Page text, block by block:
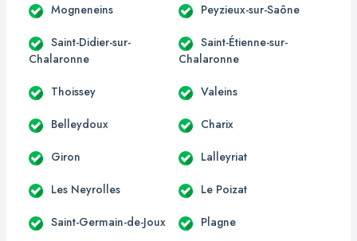
Mogneneins Peyzieux-sur-Saône
Saint-Didier-sur-
Chalaronne
Saint-Étienne-sur-
Chalaronne
Thoissey Valeins
Belleydoux Charix
Giron Lalleyriat
Les Neyrolles Le Poizat
Saint-Germain-de-Joux Plagne